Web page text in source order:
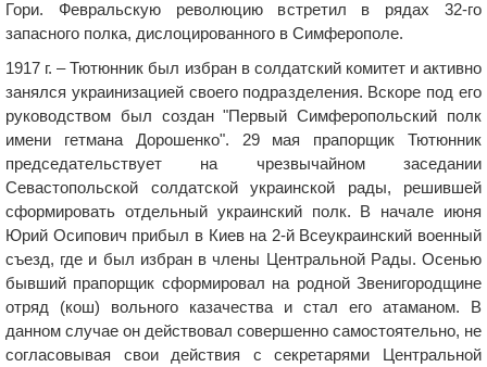
Гори. Февральскую революцию встретил в рядах 32-го
запасного полка, дислоцированного в Симферополе.
1917 г. – Тютюнник был избран в солдатский комитет и активно
занялся украинизацией своего подразделения. Вскоре под его
руководством был создан "Первый Симферопольский полк
имени гетмана Дорошенко". 29 мая прапорщик Тютюнник
председательствует на чрезвычайном заседании
Севастопольской солдатской украинской рады, решившей
сформировать отдельный украинский полк. В начале июня
Юрий Осипович прибыл в Киев на 2-й Всеукраинский военный
съезд, где и был избран в члены Центральной Рады. Осенью
бывший прапорщик сформировал на родной Звенигородщине
отряд (кош) вольного казачества и стал его атаманом. В
данном случае он действовал совершенно самостоятельно, не
согласовывая свои действия с секретарями Центральной